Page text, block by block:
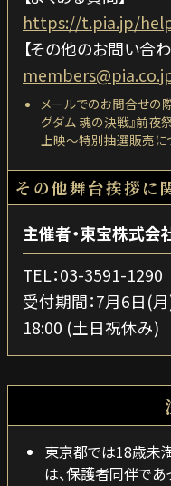
https://t.pia.jp/
【その他のお問い合わ
メールでのお問合せの
グダム 魂の決戦』前夜
上映～特別抽選販売に
その他舞台挨拶に
主催者・東宝株式
TEL：03-3591-1290
受付期間：7月6日(
18:00 (土日祝休み)
東京都では18歳未
は、保護者同伴であ